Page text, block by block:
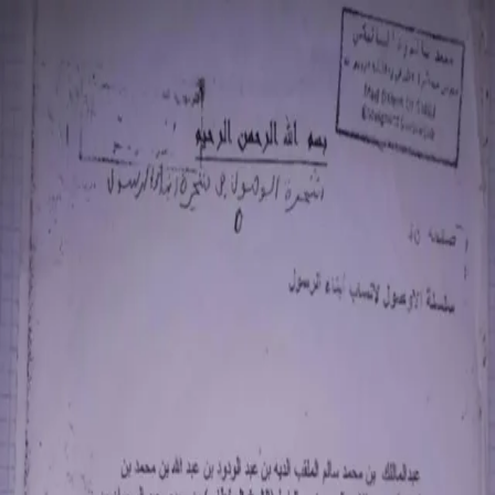
الشرفاء أولاد عبد الواحد
القائمة الرئيسية
الرئيسية تواصل معنا
هل كان الشرفاء أولاد عبد الواحد قبيلةً متشكلة في القرن السابع
عشر؟ قراءة نقدية في بعض المغالطات المتداولة:
"تفكيك السرد الكراماتي في مصادر النسب الصحراوي: دراسة
نقدية لروايات سيدي أحمد المرداني
الشرفاء أولاد عبد الواحد - عبد الواحد الشريف
الوسم وعلامة القبيلة
تمييز الشرفاء أولاد عبد الواحد عمّن يشترك معهم في الاسم
صفحات من كتاب: الفهرس في عمود نسب الأدارسة، المريني
أعلام الشرفاء أولاد عبد الواحد¹
أعلام الشرفاء أولاد عبد الواحد²